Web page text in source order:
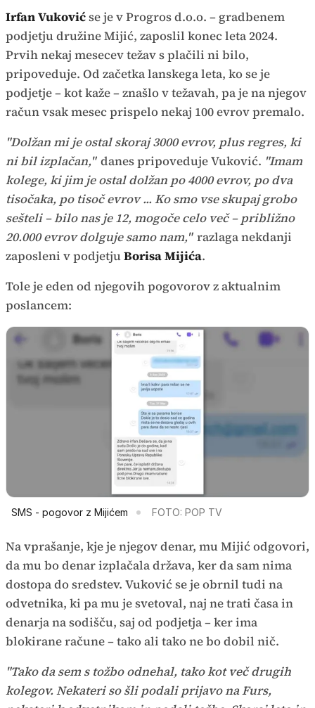
Irfan Vukovićse je v Progros d.o.o. – gradbenem
podjetju družine Mijić, zaposlil konec leta 2024.
Prvih nekaj mesecev težav s plačili ni bilo,
pripoveduje. Od začetka lanskega leta, ko se je
podjetje – kot kaže – znašlo v težavah, pa je na njegov
račun vsak mesec prispelo nekaj 100 evrov premalo.
"Dolžan mi je ostal skoraj 3000 evrov, plus regres, ki
ni bil izplačan," danes pripoveduje Vuković. "Imam
kolege, ki jim je ostal dolžan po 4000 evrov, po dva
tisočaka, po tisoč evrov ... Ko smo vse skupaj grobo
sešteli – bilo nas je 12, mogoče celo več – približno
20.000 evrov dolguje samo nam," razlaga nekdanji
zaposleni v podjetjuBorisa Mijića.
Tole je eden od njegovih pogovorov z aktualnim
poslancem:
SMS - pogovor z Mijićem FOTO: POP TV
Na vprašanje, kje je njegov denar, mu Mijić odgovori,
da mu bo denar izplačala država, ker da sam nima
dostopa do sredstev. Vuković se je obrnil tudi na
odvetnika, ki pa mu je svetoval, naj ne trati časa in
denarja na sodišču, saj od podjetja – ker ima
blokirane račune – tako ali tako ne bo dobil nič.
"Tako da sem s tožbo odnehal, tako kot več drugih
kolegov. Nekateri so šli podali prijavo na Furs,